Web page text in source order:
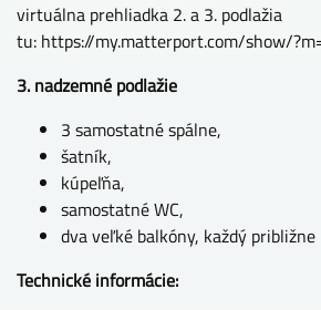
virtuálna prehliadka 2. a 3. podlažia
tu: https://my.matterport.com/show/
3. nadzemné podlažie
3 samostatné spálne,
šatník,
kúpeľňa,
samostatné WC,
dva veľké balkóny, každý
Technické informácie: